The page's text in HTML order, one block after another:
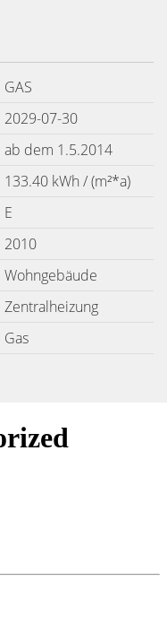
GAS
2029-07-30
ab dem 1.5.2014
133.40 kWh / (m²*a)
E
2010
Wohngebäude
Zentralheizung
Gas